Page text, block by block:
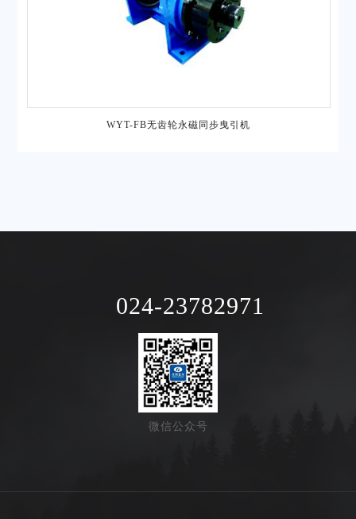
WYT-FB无齿轮永磁同步曳引机
024-23782971
微信公众号